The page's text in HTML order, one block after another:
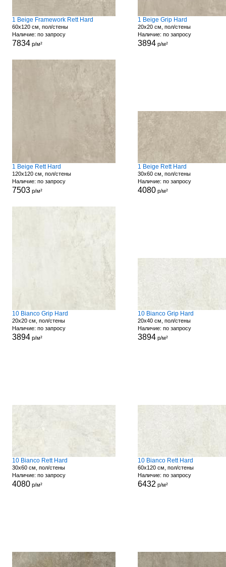
1 Beige Framework Rett Hard
60x120 см, пол/стены
Наличие: по запросу
7834р/м²
1 Beige Grip Hard
20x20 см, пол/стены
Наличие: по запросу
3894р/м²
1 Beige Rett Hard
120x120 см, пол/стены
Наличие: по запросу
7503р/м²
1 Beige Rett Hard
30x60 см, пол/стены
Наличие: по запросу
4080р/м²
10 Bianco Grip Hard
20x20 см, пол/стены
Наличие: по запросу
3894р/м²
10 Bianco Grip Hard
20x40 см, пол/стены
Наличие: по запросу
3894р/м²
10 Bianco Rett Hard
30x60 см, пол/стены
Наличие: по запросу
4080р/м²
10 Bianco Rett Hard
60x120 см, пол/стены
Наличие: по запросу
6432 р/м²